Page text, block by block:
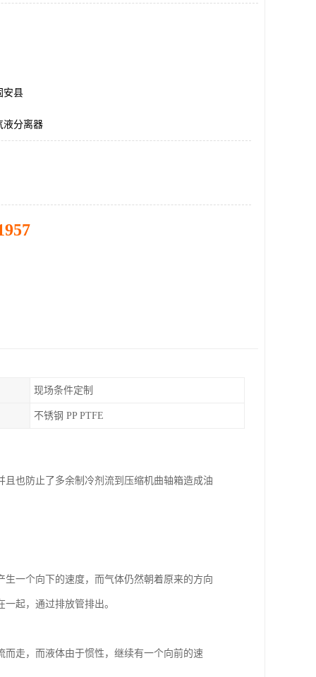
安县
液分离器
现场条件定制
不锈钢 PP PTFE
也防止了多余制冷剂流到压缩机曲轴箱造成油
一个向下的速度，而气体仍然朝着原来的方向
起，通过排放管排出。
走，而液体由于惯性，继续有一个向前的速